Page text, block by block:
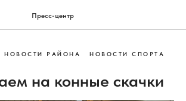
Пресс-центр
НОВОСТИ РАЙОНА НОВОСТИ СПОРТА
на конные скачки